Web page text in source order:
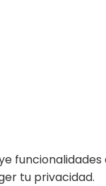
tu privacidad.